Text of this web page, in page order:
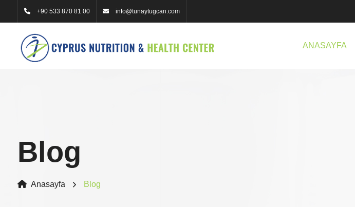
+90 533 870 81 00 info@tunaytugcan.com
ANASAYFA
Blog
Anasayfa Blog